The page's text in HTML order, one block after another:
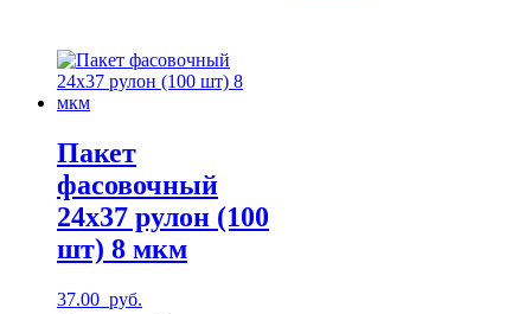
Пакет
фасовочный
24х37 рулон (100
шт) 8 мкм
37.00 руб.